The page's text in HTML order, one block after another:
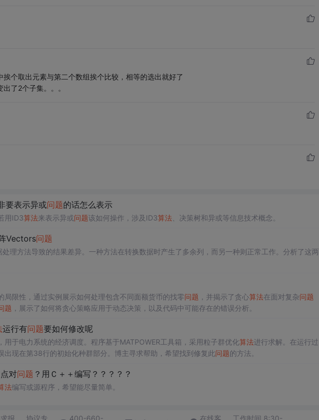
个取出元素与第二个数组挨个比较，相等的选出就好了
了2个子集。。。
要表示异或问题的话怎么表示
用ID3算法来表示异或问题该如何操作，涉及ID3算法、决策树和异或等信息技术概念。
Vectors问题
理方法导致的结果差异。一种方法在转换数据时产生了多余列，而另一种则正常工作。分析了这两
局限性，通过实例展示如何处理包含不同面额货币的找零问题 ，并揭示了贪心算法在面对复杂问题
题 ，展示了如何将贪心策略应用于动态决策，以及代码中可能存在的错误分析。
运行有问题要如何修改呢
用于电力系统的经济调度。程序基于MATPOWER工具箱，采用粒子群优化算法进行求解。在运行过
出现在第38行的初始化种群部分。博主寻求帮助，希望找到修复此问题的方法。
对问题 ？用Ｃ＋＋编写？？？？？
法编写或源程序，希望能尽量简单。
报 协议专 400-660- 在线客 工作时间 8:30-